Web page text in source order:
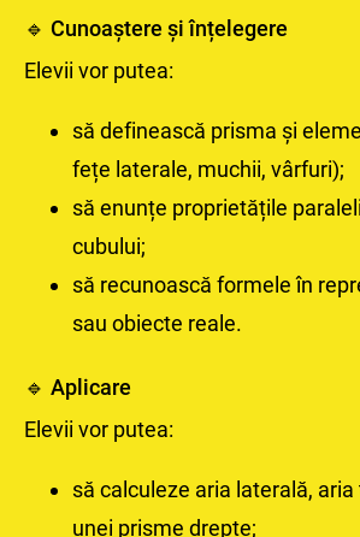
🔹 Cunoaștere și înțelegere
Elevii vor putea:
să definească prisma și
fețe laterale, muchii, vârfuri);
să enunțe proprietățile
cubului;
să recunoască formele în
sau obiecte reale.
🔹 Aplicare
Elevii vor putea:
să calculeze aria laterală,
unei prisme drepte;